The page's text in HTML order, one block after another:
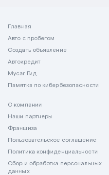
Главная
Авто с пробегом
Создать объявление
Автокредит
Mycar Гид
Памятка по кибербезопасности
О компании
Наши партнеры
Франшиза
Пользовательское соглашение
Политика конфиденциальности
Сбор и обработка персональных
данных